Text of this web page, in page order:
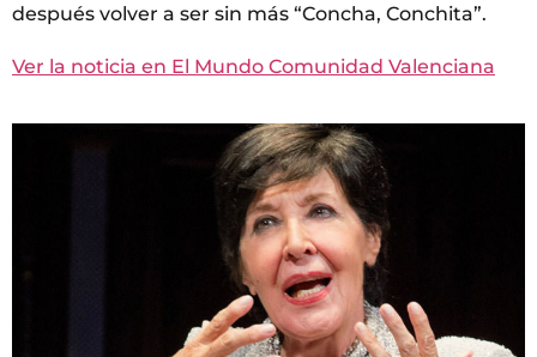
después volver a ser sin más “Concha, Conchita”.
Ver la noticia en El Mundo Comunidad Valenciana